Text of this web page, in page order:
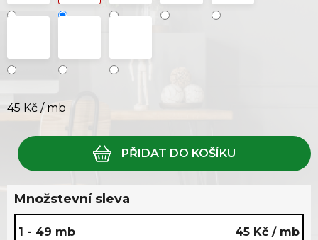
Množstevní sleva
1 - 49 mb 45 Kč / mb
45 Kč / mb